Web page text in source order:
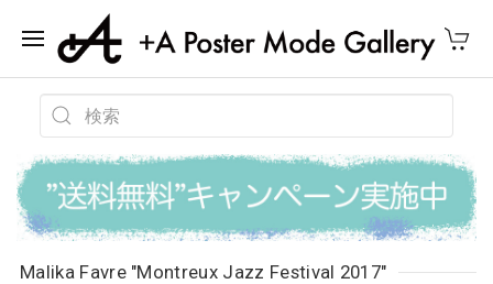
Malika Favre "Montreux Jazz Festival 2017"